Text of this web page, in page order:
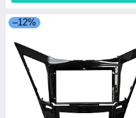
–12%